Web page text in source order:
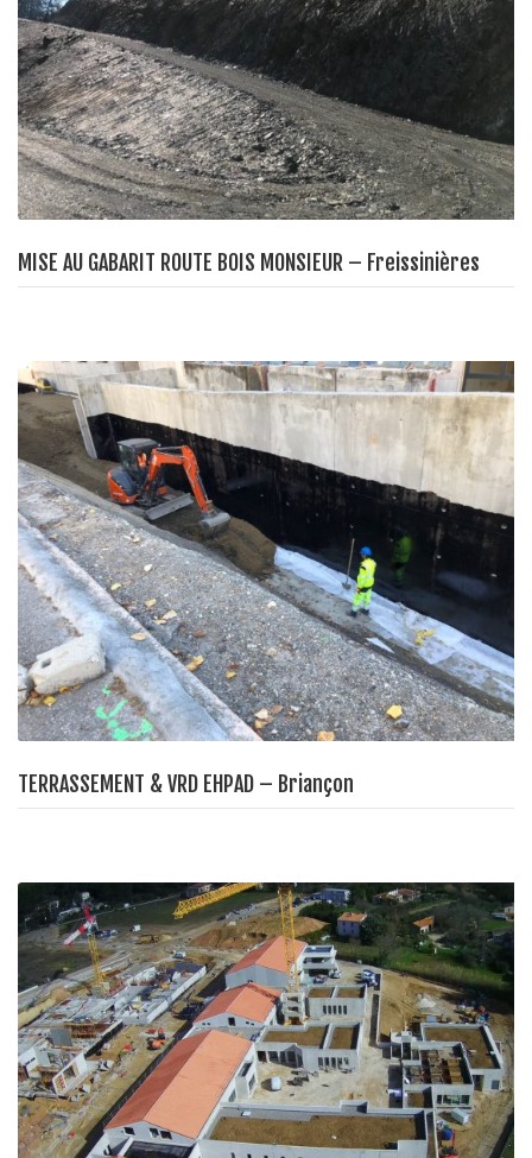
MISE AU GABARIT ROUTE BOIS MONSIEUR – Freissinières
TERRASSEMENT & VRD EHPAD – Briançon